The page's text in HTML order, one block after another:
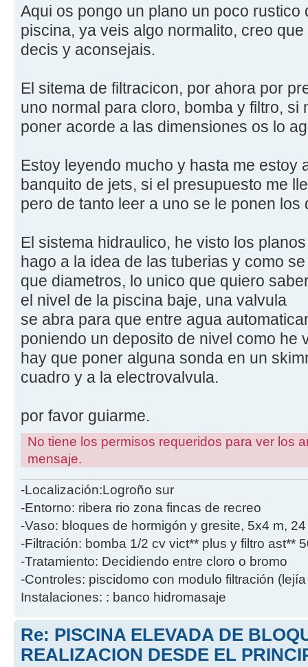
Aqui os pongo un plano un poco rustico
piscina, ya veis algo normalito, creo
decis y aconsejais.
El sitema de filtracicon, por ahora por
uno normal para cloro, bomba y filtro, si
poner acorde a las dimensiones os lo
Estoy leyendo mucho y hasta me estoy
banquito de jets, si el presupuesto me
pero de tanto leer a uno se le ponen los
El sistema hidraulico, he visto los
hago a la idea de las tuberias y como
que diametros, lo unico que quiero
el nivel de la piscina baje, una valvula
se abra para que entre agua
poniendo un deposito de nivel como he
hay que poner alguna sonda en un
cuadro y a la electrovalvula.
por favor guiarme.
No tiene los permisos requeridos para ver los
mensaje.
-Localización:Logroño sur
-Entorno: ribera rio zona fincas de recreo
-Vaso: bloques de hormigón y gresite, 5x4 m,
-Filtración: bomba 1/2 cv vict** plus y filtro ast**
-Tratamiento: Decidiendo entre cloro o bromo
-Controles: piscidomo con modulo filtración
Instalaciones: : banco hidromasaje
Re: PISCINA ELEVADA DE
REALIZACION DESDE EL